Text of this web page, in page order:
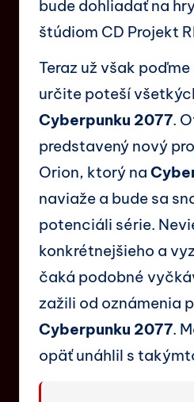
bude dohliadať na
štúdiom CD Projekt
Teraz už však
určite poteší
Cyberpunku 2077.
predstavený nový
Orion, ktorý na
naviaže a bude sa
potenciáli série.
konkrétnejšieho a
čaká podobné
zažili od oznámenia
Cyberpunku 2077.
opäť unáhlil s